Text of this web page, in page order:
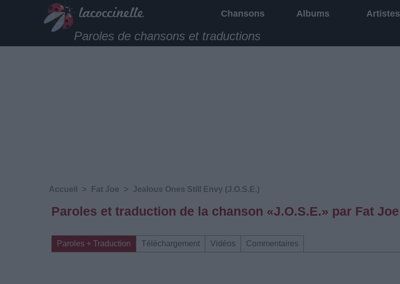
Chansons Albums Artistes
Paroles de chansons et traductions
Accueil > Fat Joe > Jealous Ones Still Envy (J.O.S.E.)
Paroles et traduction de la chanson «J.O.S.E.» par Fat Joe
Paroles + Traduction Téléchargement Vidéos Commentaires